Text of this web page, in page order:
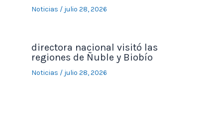
Noticias / julio 28, 2026
directora nacional visitó las
regiones de Ñuble y Biobío
Noticias / julio 28, 2026